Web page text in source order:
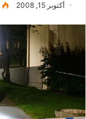
أكتوبر 15, 2008